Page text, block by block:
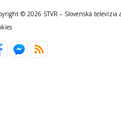
© 2026 STVR – Slovenská televízia